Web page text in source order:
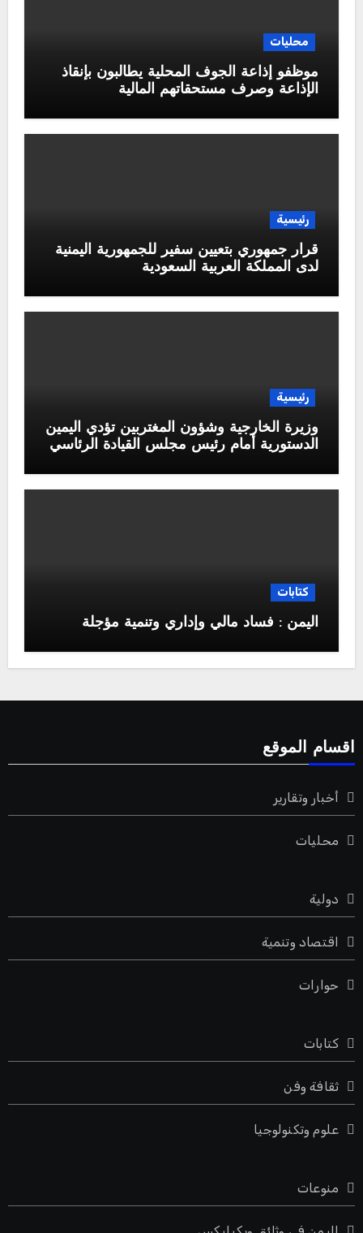
محليات
موظفو إذاعة الجوف المحلية يطالبون بإنقاذ
الإذاعة وصرف مستحقاتهم المالية
رئيسية
قرار جمهوري بتعيين سفير للجمهورية اليمنية
لدى المملكة العربية السعودية
رئيسية
وزيرة الخارجية وشؤون المغتربين تؤدي اليمين
الدستورية أمام رئيس مجلس القيادة الرئاسي
كتابات
اليمن : فساد مالي وإداري وتنمية مؤجلة
اقسام الموقع
أخبار وتقارير
محليات
دولية
اقتصاد وتنمية
حوارات
كتابات
ثقافة وفن
علوم وتكنولوجيا
منوعات